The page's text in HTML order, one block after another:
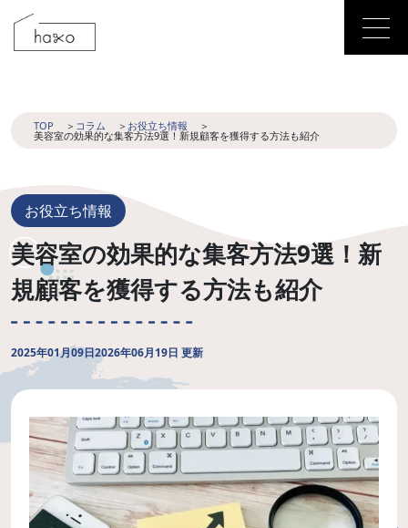
TOP コラム お役立ち情報
美容室の効果的な集客方法9選！新規顧客を獲得する方法も紹介
お役立ち情報
美容室の効果的な集客方法9選！新
規顧客を獲得する方法も紹介
2025年01月09日2026年06月19日 更新